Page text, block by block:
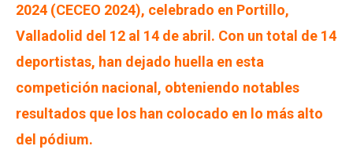
2024 (CECEO 2024), celebrado en Portillo,
Valladolid del 12 al 14 de abril. Con un total de 14
deportistas, han dejado huella en esta
competición nacional, obteniendo notables
resultados que los han colocado en lo más alto
del pódium.